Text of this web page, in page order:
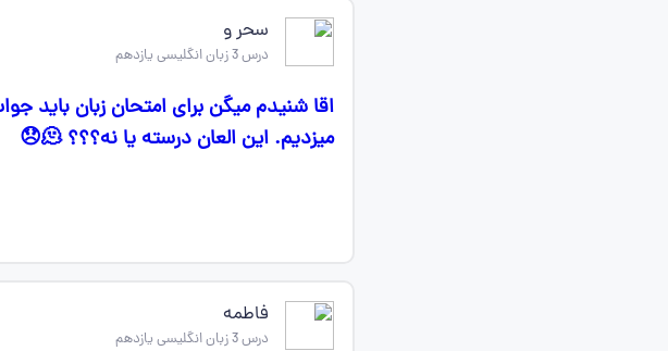
سحر و
درس 3 زبان انگلیسی یازدهم
میزدیم. این العان درسته یا نه؟؟؟ 🫠😞
فاطمه
درس 3 زبان انگلیسی یازدهم